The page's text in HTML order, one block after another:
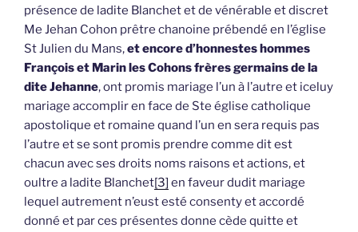
présence de ladite Blanchet et de vénérable et discret
Me Jehan Cohon prêtre chanoine prébendé en l’église
St Julien du Mans,et encore d’honnestes hommes
François et Marin les Cohons frères germains de la
dite Jehanne, ont promis mariage l’un à l’autre et iceluy
mariage accomplir en face de Ste église catholique
apostolique et romaine quand l’un en sera requis pas
l’autre et se sont promis prendre comme dit est
chacun avec ses droits noms raisons et actions, et
oultre a ladite Blanchet[3] en faveur dudit mariage
lequel autrement n’eust esté consenty et accordé
donné et par ces présentes donne cède quitte et